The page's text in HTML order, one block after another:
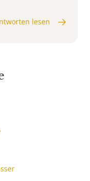
lesen